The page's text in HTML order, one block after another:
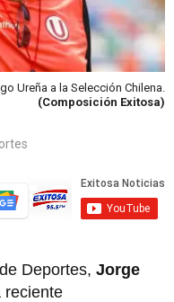
Ureña a la Selección Chilena.
(Composición Exitosa)
Deportes, Jorge
reciente